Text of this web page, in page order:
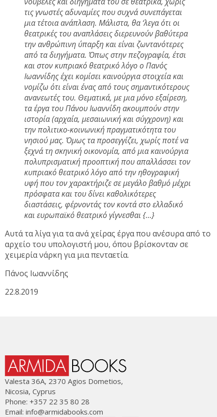
τις γνωστές αδυναμίες που συχνά συνεπάγεται
μια τέτοια ανάπλαση. Μάλιστα, θα ‘λεγα ότι οι
θεατρικές του αναπλάσεις διερευνούν βαθύτερα
την ανθρώπινη ύπαρξη και είναι ζωντανότερες
από τα διηγήματα. Όπως στην πεζογραφία, έτσι
και στον κυπριακό θεατρικό λόγο ο Πανός
Ιωαννίδης έχει κομίσει καινούργια στοιχεία και
νομίζω ότι είναι ένας από τους σημαντικότερους
ανανεωτές του. Θεματικά, με μια μόνο εξαίρεση,
τα έργα του Πάνου Ιωαννίδη ακουμπούν στην
ιστορία (αρχαία, μεσαιωνική και σύγχρονη) και
την πολιτικο-κοινωνική πραγματικότητα του
νησιού μας. Όμως τα προσεγγίζει, χωρίς ποτέ να
ξεχνά τη σκηνική οικονομία, από μια καινούργια
πολυπρισματική προοπτική που απαλλάσσει τον
κυπριακό θεατρικό λόγο από την ηθογραφική
υφή που τον χαρακτήριζε σε μεγάλο βαθμό μέχρι
πρόσφατα και του δίνει καθολικότερες
διαστάσεις, φέρνοντάς τον κοντά στο ελλαδικό
και ευρωπαϊκό θεατρικό γίγνεσθαι {…}
Αυτά τα λίγα για τα ανά χείρας έργα που ανέσυρα από το
αρχείο του υπολογιστή μου, όπου βρίσκονταν σε
χειμερία νάρκη για μια πενταετία.
Πάνος Ιωαννίδης
22.8.2019
Valesta 36Α, 2370 Agios Dometios,
Nicosia, Cyprus
Phone: +357 22 35 80 28
Email: info@armidabooks.com